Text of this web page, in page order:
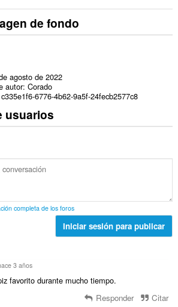
de fondo
agosto de 2022
autor Corado
6776-4b62-9a5f-24fecb2577c8
usuarios
completa de los foros
Iniciar sesión para publicar
3 años
favorito durante mucho tiempo.
Responder Citar